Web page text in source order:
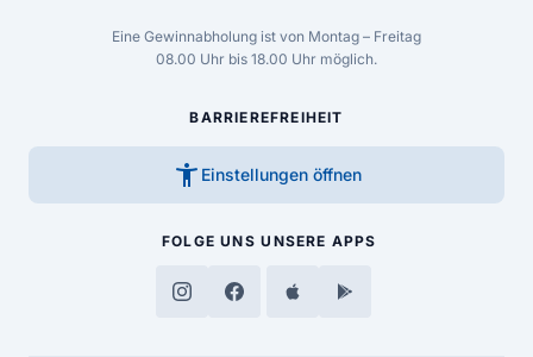
Eine Gewinnabholung ist von Montag – Freitag
08.00 Uhr bis 18.00 Uhr möglich.
BARRIEREFREIHEIT
accessibility_new Einstellungen öffnen
FOLGE UNS UNSERE APPS